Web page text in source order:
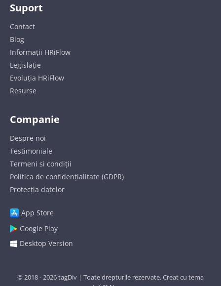
Suport
Contact
Blog
Informații HRiFlow
Legislație
Evoluția HRiFlow
Resurse
Companie
Despre noi
Testimoniale
Termeni si condiții
Politica de confidențialitate (GDPR)
Protecția datelor
App Store
Google Play
Desktop Version
© 2018 - 2026tagDiv | Toate drepturile rezervate. Creat cu tema